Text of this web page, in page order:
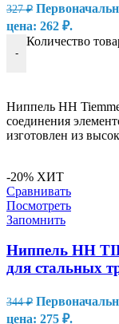
327₽
цена: 262 ₽.
-
Количество
Ниппель HH
соединения
изготовлен из
-20% ХИТ
Сравнивать
Посмотреть
Запомнить
Ниппель HH
для стальных
344₽
цена: 275 ₽.